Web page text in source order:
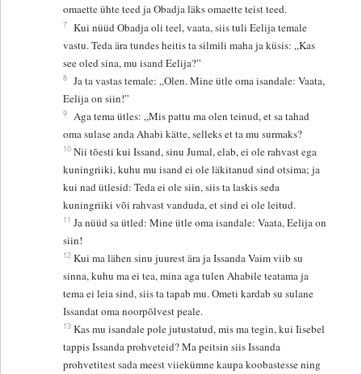
omaette ühte teed ja Obadja läks omaette teist teed.
7 Kui nüüd Obadja oli teel, vaata, siis tuli Eelija temale
vastu. Teda ära tundes heitis ta silmili maha ja küsis: „Kas
see oled sina, mu isand Eelija?”
8 Ja ta vastas temale: „Olen. Mine ütle oma isandale: Vaata,
Eelija on siin!”
9 Aga tema ütles: „Mis pattu ma olen teinud, et sa tahad
oma sulase anda Ahabi kätte, selleks et ta mu surmaks?
10 Nii tõesti kui Issand, sinu Jumal, elab, ei ole rahvast ega
kuningriiki, kuhu mu isand ei ole läkitanud sind otsima; ja
kui nad ütlesid: Teda ei ole siin, siis ta laskis seda
kuningriiki või rahvast vanduda, et sind ei ole leitud.
11 Ja nüüd sa ütled: Mine ütle oma isandale: Vaata, Eelija on
siin!
12 Kui ma lähen sinu juurest ära ja Issanda Vaim viib su
sinna, kuhu ma ei tea, mina aga tulen Ahabile teatama ja
tema ei leia sind, siis ta tapab mu. Ometi kardab su sulane
Issandat oma noorpõlvest peale.
13 Kas mu isandale pole jutustatud, mis ma tegin, kui Iisebel
tappis Issanda prohveteid? Ma peitsin siis Issanda
prohvetitest sada meest viiekümne kaupa koobastesse ning